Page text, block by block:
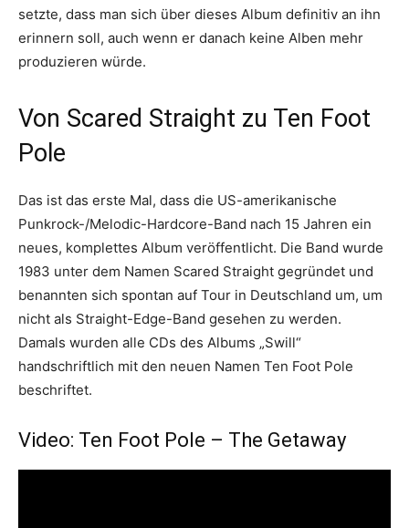
setzte, dass man sich über dieses Album definitiv an ihn
erinnern soll, auch wenn er danach keine Alben mehr
produzieren würde.
Von Scared Straight zu Ten Foot
Pole
Das ist das erste Mal, dass die US-amerikanische
Punkrock-/Melodic-Hardcore-Band nach 15 Jahren ein
neues, komplettes Album veröffentlicht. Die Band wurde
1983 unter dem Namen Scared Straight gegründet und
benannten sich spontan auf Tour in Deutschland um, um
nicht als Straight-Edge-Band gesehen zu werden.
Damals wurden alle CDs des Albums „Swill“
handschriftlich mit den neuen Namen Ten Foot Pole
beschriftet.
Video: Ten Foot Pole – The Getaway